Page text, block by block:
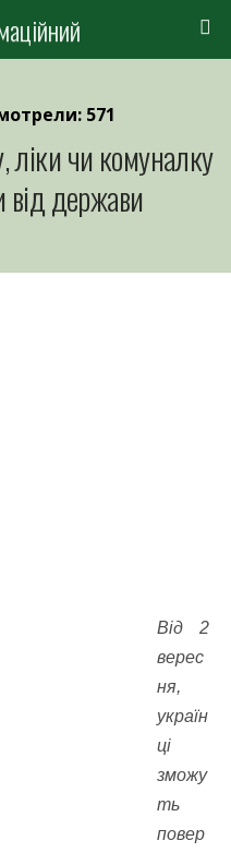
571
ліки чи комуналку
держави
Від 2
верес
ня,
україн
ці
зможу
ть
повер